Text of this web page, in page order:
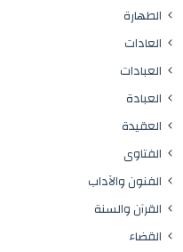
الطهارة
العادات
العبادات
العبادة
العقيدة
الفتاوى
الفنون والآداب
القرآن والسنة
القضاء